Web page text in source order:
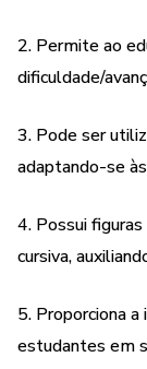
interação e
2. Permite ao
dificuldade/
3. Pode ser
adaptando-se
4. Possui
cursiva,
5. Proporciona
estudantes em